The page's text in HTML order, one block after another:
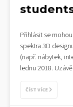
Přihlásit se
spektra 3D
(např. nábytek,
lednu 2018.
ČÍST VÍCE